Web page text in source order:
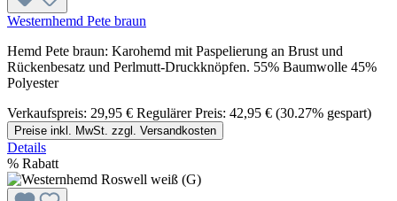
Westernhemd Pete braun
Hemd Pete braun: Karohemd mit Paspelierung an Brust und
Rückenbesatz und Perlmutt-Druckknöpfen. 55% Baumwolle 45%
Polyester
Verkaufspreis: 29,95 € Regulärer Preis: 42,95 € (30.27% gespart)
Preise inkl. MwSt. zzgl. Versandkosten
Details
% Rabatt